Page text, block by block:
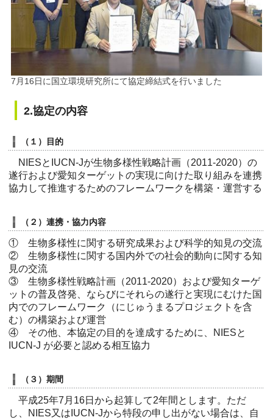
7月16日に国立環境研究所にて協定締結式を行いました
2.協定の内容
（１）目的
NIESとIUCN-Jが生物多様性戦略計画（2011-2020）の
遂行および愛知ターゲットの実現に向けた取り組みを連携
協力して推進するためのフレームワークを構築・運営する
（２）連携・協力内容
① 生物多様性に関する研究成果および科学的知見の交流
② 生物多様性に関する国内外での社会的動向に関する知
見の交流
③ 生物多様性戦略計画（2011-2020）および愛知ターゲ
ットの普及啓発、ならびにそれらの遂行と実現にむけた国
内でのフレームワーク（にじゅうまるプロジェクトを含
む）の構築および運営
④ その他、本協定の目的を達成するために、NIESと
IUCN-J が必要と認める相互協力
（３）期間
平成25年7月16日から起算して2年間とします。ただ
し、NIES又はIUCN-Jから特段の申し出がない場合は、自